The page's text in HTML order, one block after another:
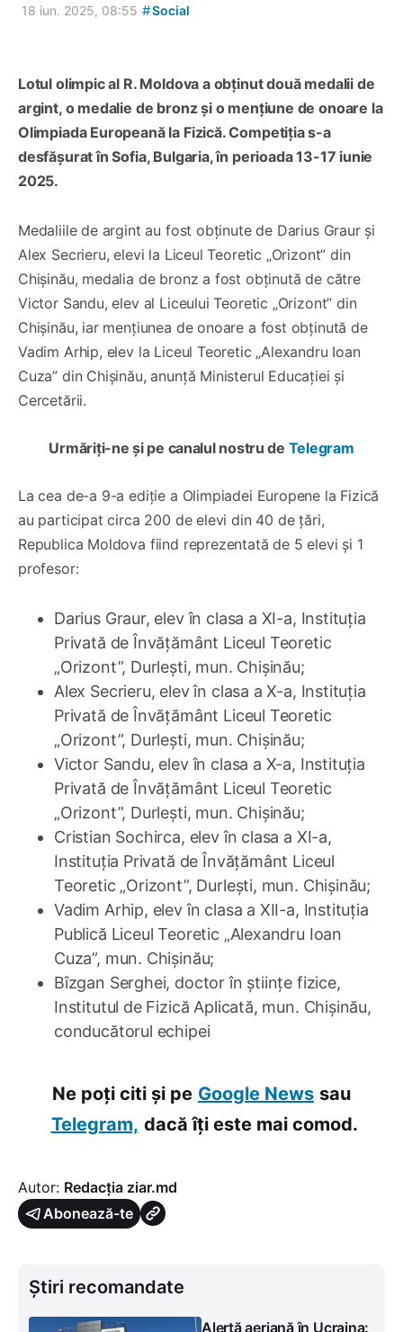
18 iun. 2025, 08:55 #Social
Lotul olimpic al R. Moldova a obținut două medalii de
argint, o medalie de bronz și o mențiune de onoare la
Olimpiada Europeană la Fizică. Competiția s-a
desfășurat în Sofia, Bulgaria, în perioada 13-17 iunie
2025.
Medaliile de argint au fost obținute de Darius Graur și
Alex Secrieru, elevi la Liceul Teoretic „Orizont” din
Chișinău, medalia de bronz a fost obținută de către
Victor Sandu, elev al Liceului Teoretic „Orizont” din
Chișinău, iar mențiunea de onoare a fost obținută de
Vadim Arhip, elev la Liceul Teoretic „Alexandru Ioan
Cuza” din Chișinău, anunță Ministerul Educației și
Cercetării.
Urmăriți-ne și pe canalul nostru de Telegram
La cea de-a 9-a ediție a Olimpiadei Europene la Fizică
au participat circa 200 de elevi din 40 de țări,
Republica Moldova fiind reprezentată de 5 elevi și 1
profesor:
Darius Graur, elev în clasa a XI-a, Instituția
Privată de Învățământ Liceul Teoretic
„Orizont”, Durlești, mun. Chișinău;
Alex Secrieru, elev în clasa a X-a, Instituția
Privată de Învățământ Liceul Teoretic
„Orizont”, Durlești, mun. Chișinău;
Victor Sandu, elev în clasa a X-a, Instituția
Privată de Învățământ Liceul Teoretic
„Orizont”, Durlești, mun. Chișinău;
Cristian Sochirca, elev în clasa a XI-a,
Instituția Privată de Învățământ Liceul
Teoretic „Orizont”, Durlești, mun. Chișinău;
Vadim Arhip, elev în clasa a XII-a, Instituția
Publică Liceul Teoretic „Alexandru Ioan
Cuza”, mun. Chișinău;
Bîzgan Serghei, doctor în științe fizice,
Institutul de Fizică Aplicată, mun. Chișinău,
conducătorul echipei
Ne poți citi și pe Google News sau
Telegram, dacă îți este mai comod.
Autor: Redacția ziar.md
Abonează-te
Știri recomandate
Alertă aeriană în Ucraina: